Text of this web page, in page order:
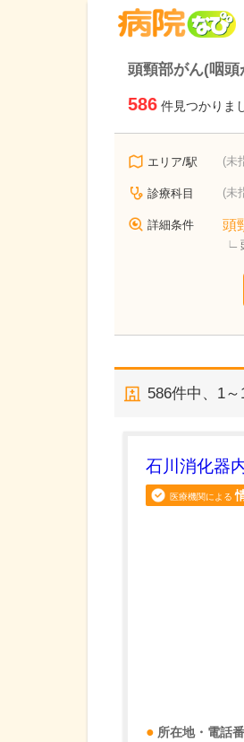
頭頸部がん(咽
586 件見つかりま
エリア/駅 (未
診療科目 (未
詳細条件 頭
586件中、 1～
石川消化器
医療機関による
所在地・電話